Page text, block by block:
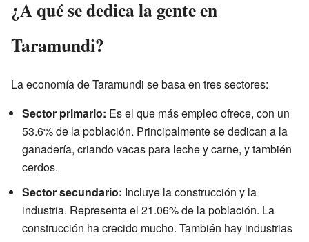
¿A qué se dedica la gente en
Taramundi?
La economía de Taramundi se basa en tres sectores:
Sector primario: Es el que más empleo ofrece, con un
53.6% de la población. Principalmente se dedican a la
ganadería, criando vacas para leche y carne, y también
cerdos.
Sector secundario: Incluye la construcción y la
industria. Representa el 21.06% de la población. La
construcción ha crecido mucho. También hay industrias